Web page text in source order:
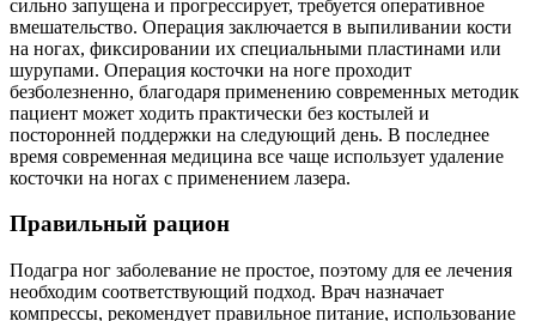
сильно запущена и прогрессирует, требуется оперативное
вмешательство. Операция заключается в выпиливании кости
на ногах, фиксировании их специальными пластинами или
шурупами. Операция косточки на ноге проходит
безболезненно, благодаря применению современных методик
пациент может ходить практически без костылей и
посторонней поддержки на следующий день. В последнее
время современная медицина все чаще использует удаление
косточки на ногах с применением лазера.
Правильный рацион
Подагра ног заболевание не простое, поэтому для ее лечения
необходим соответствующий подход. Врач назначает
компрессы, рекомендует правильное питание, использование